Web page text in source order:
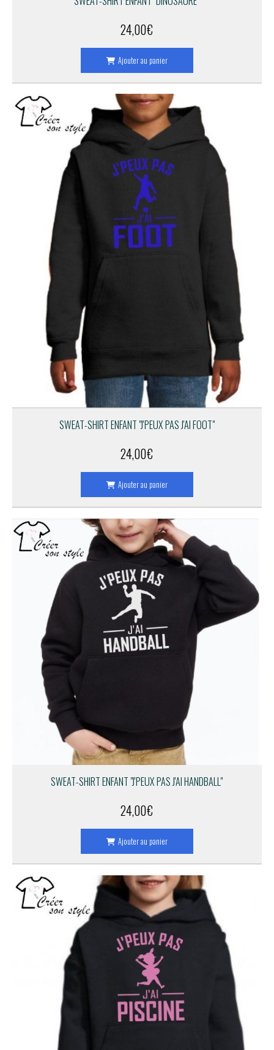
24,00€
Ajouter au panier
SWEAT-SHIRT ENFANT "J'PEUX PAS J'AI FOOT"
24,00€
Ajouter au panier
SWEAT-SHIRT ENFANT "J'PEUX PAS J'AI HANDBALL"
24,00€
Ajouter au panier